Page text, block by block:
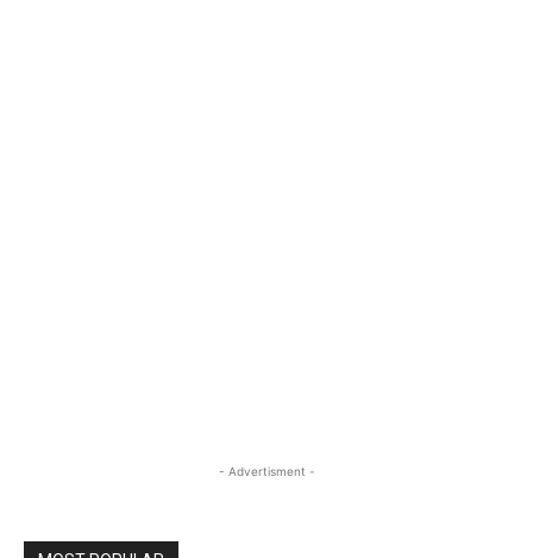
- Advertisment -